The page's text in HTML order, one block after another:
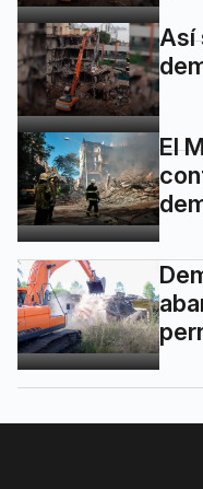
Así
El